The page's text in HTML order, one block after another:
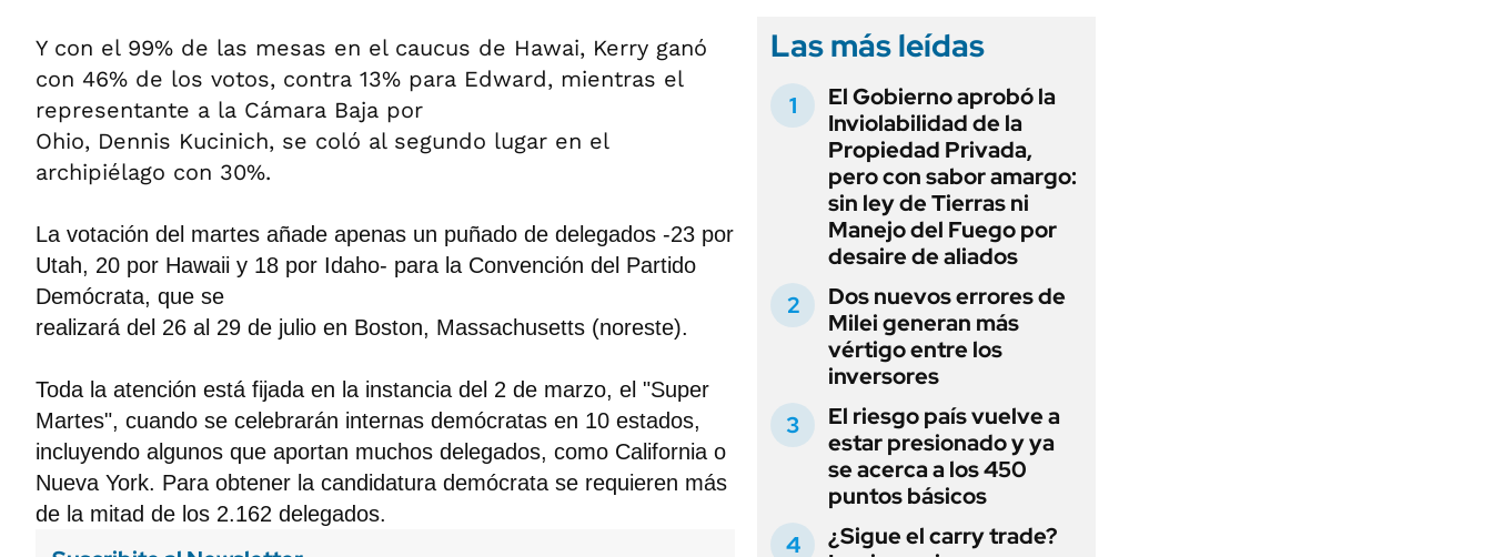
Y con el 99% de las mesas en el caucus de Hawai, Kerry ganó
con 46% de los votos, contra 13% para Edward, mientras el
representante a la Cámara Baja por
Ohio, Dennis Kucinich, se coló al segundo lugar en el
archipiélago con 30%.
La votación del martes añade apenas un puñado de delegados -23 por
Utah, 20 por Hawaii y 18 por Idaho- para la Convención del Partido
Demócrata, que se
realizará del 26 al 29 de julio en Boston, Massachusetts (noreste).
Toda la atención está fijada en la instancia del 2 de marzo, el "Super
Martes", cuando se celebrarán internas demócratas en 10 estados,
incluyendo algunos que aportan muchos delegados, como California o
Nueva York. Para obtener la candidatura demócrata se requieren más
de la mitad de los 2.162 delegados.
Las más leídas
El Gobierno aprobó la
Inviolabilidad de la
Propiedad Privada,
pero con sabor amargo:
sin ley de Tierras ni
Manejo del Fuego por
desaire de aliados
Dos nuevos errores de
Milei generan más
vértigo entre los
inversores
El riesgo país vuelve a
estar presionado y ya
se acerca a los 450
puntos básicos
¿Sigue el carry trade?